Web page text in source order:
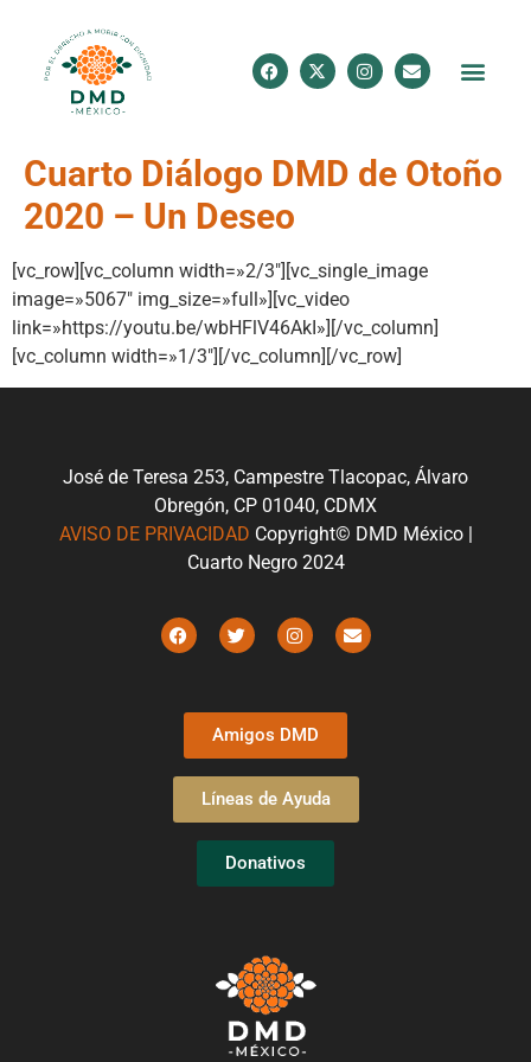
Cuarto Diálogo DMD de Otoño
2020 – Un Deseo
[vc_row][vc_column width=»2/3″][vc_single_image
image=»5067″ img_size=»full»][vc_video
link=»https://youtu.be/wbHFlV46AkI»][/vc_column]
[vc_column width=»1/3″][/vc_column][/vc_row]
José de Teresa 253, Campestre Tlacopac, Álvaro
Obregón, CP 01040, CDMX
AVISO DE PRIVACIDAD Copyright© DMD México |
Cuarto Negro 2024
Amigos DMD
Líneas de Ayuda
Donativos